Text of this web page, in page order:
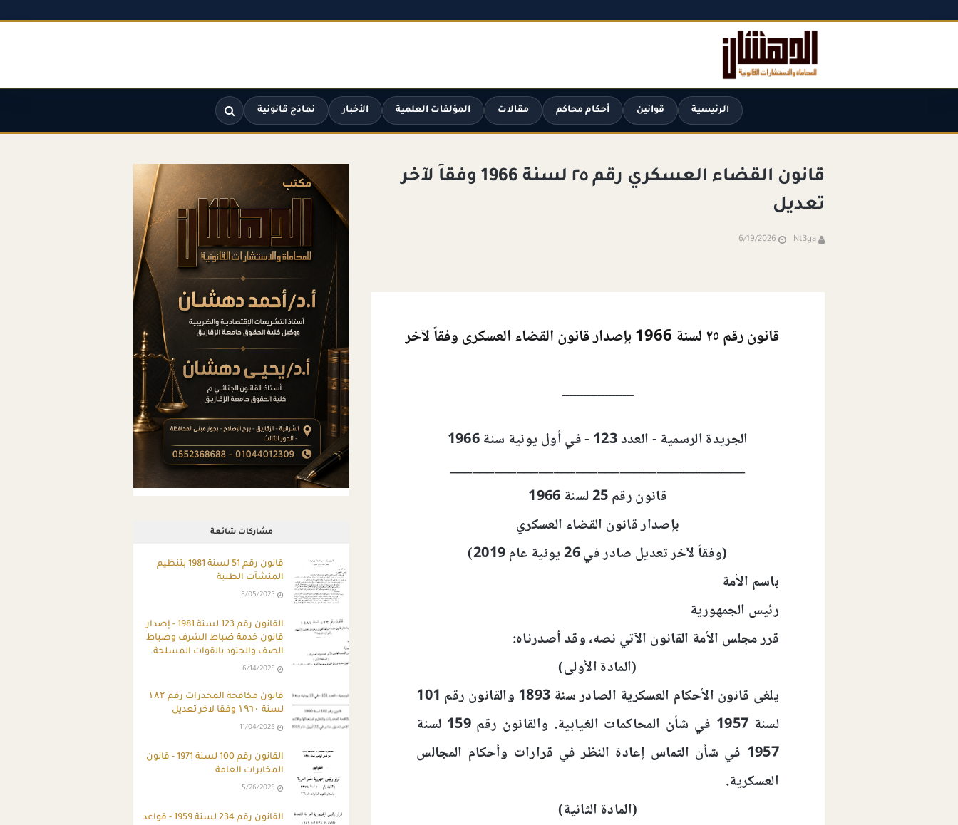
الرئيسية قوانين أحكام محاكم مقالات المؤلفات العلمية الأخبار نماذج قانونية
قانون القضاء العسكري رقم ٢٥ لسنة 1966 وفقاً لآخر
تعديل
Nt3ga
6/19/2026
قانون رقم ٢٥ لسنة 1966 بإصدار قانون القضاء العسكرى وفقاً لآخر تعديل صادر في 26 يونية عام 2019.
ــــــــــــــــــــ
الجريدة الرسمية - العدد 123 - في أول يونية سنة 1966
________________________________________
قانون رقم 25 لسنة 1966
بإصدار قانون القضاء العسكري
(وفقاً لآخر تعديل صادر في 26 يونية عام 2019)
باسم الأمة
رئيس الجمهورية
قرر مجلس الأمة القانون الآتي نصه، وقد أصدرناه:
(المادة الأولى)
يلغى قانون الأحكام العسكرية الصادر سنة 1893 والقانون رقم 101
لسنة 1957 في شأن المحاكمات الغيابية. والقانون رقم 159 لسنة
1957 في شأن التماس إعادة النظر في قرارات وأحكام المجالس
العسكرية.
(المادة الثانية)
مشاركات شائعة
قانون رقم 51 لسنة 1981 بتنظيم
المنشآت الطبية
8/05/2025
ِالقانون رقم 123 لسنة 1981 - إصدار
قانون خدمة ضباط الشرف وضباط
الصف والجنود بالقوات المسلحة.
6/14/2025
قانون مكافحة المخدرات رقم ۱۸۲
لسنة ۱۹٦۰ وفقا لاخر تعديل
11/04/2025
القانون رقم 100 لسنة 1971 - قانون
المخابرات العامة
5/26/2025
القانون رقم 234 لسنة 1959 - قواعد